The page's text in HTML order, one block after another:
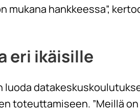
mukana hankkeessa”,
eri ikäisille
luoda
toteuttamiseen. ”Meillä